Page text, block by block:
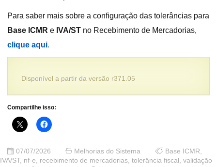
Para saber mais sobre a configuração das tolerâncias para
Base ICMR e IVA/ST no Recebimento de Mercadorias,
clique aqui.
Disponível a partir da versão r371.05
Compartilhe isso:
07/07/2026 Melhorias do Sistema Base ICMR,
IVA/ST, nf-e, recebimento de mercadorias, tolerância fiscal , validação